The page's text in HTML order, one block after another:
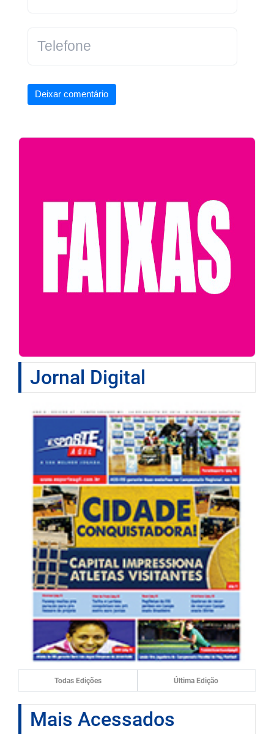
Deixar comentário
Jornal Digital
Todas Edições Última Edição
Mais Acessados